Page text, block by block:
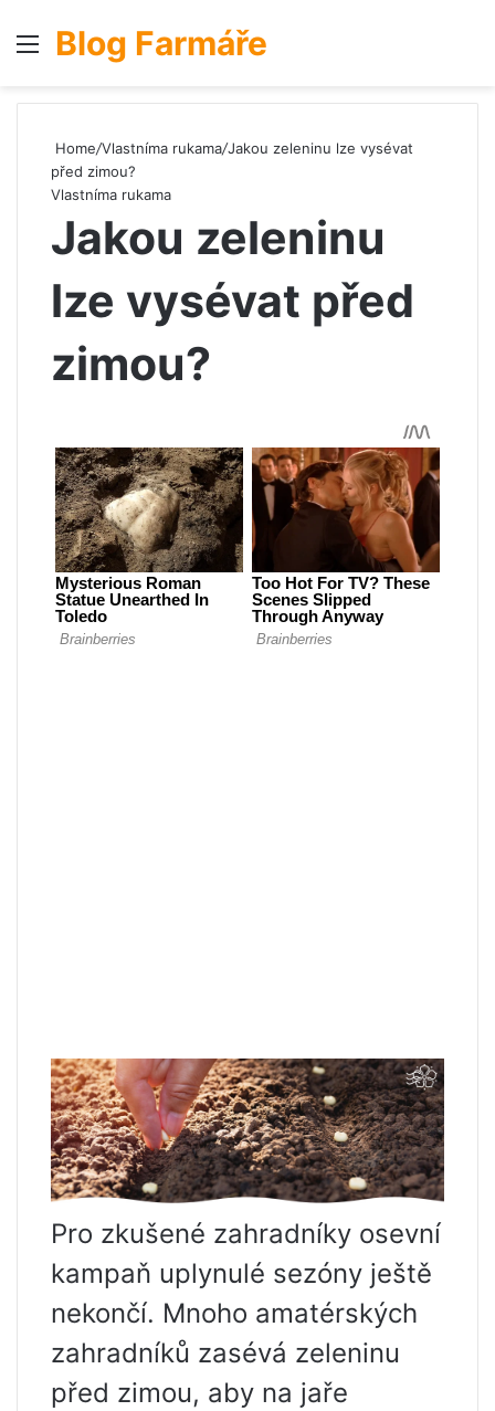
Menu
Blog Farmáře
Home/Vlastníma rukama/Jakou zeleninu lze vysévat
před zimou?
Vlastníma rukama
Jakou zeleninu
lze vysévat před
zimou?
Pro zkušené zahradníky osevní
kampaň uplynulé sezóny ještě
nekončí. Mnoho amatérských
zahradníků zasévá zeleninu
před zimou, aby na jaře